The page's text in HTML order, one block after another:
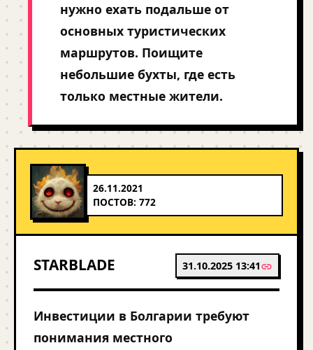
нужно ехать подальше от
основных туристических
маршрутов. Поищите
небольшие бухты, где есть
только местные жители.
26.11.2021
ПОСТОВ: 772
STARBLADE 31.10.2025 13:41
Инвестиции в Болгарии требуют
понимания местного